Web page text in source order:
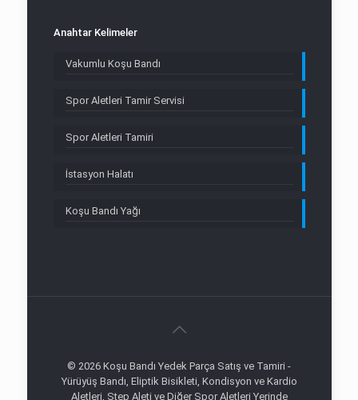
Anahtar Kelimeler
Vakumlu Koşu Bandı
Spor Aletleri Tamir Servisi
Spor Aletleri Tamiri
İstasyon Halatı
Koşu Bandı Yağı
© 2026 Koşu Bandı Yedek Parça Satış ve Tamiri -
Yürüyüş Bandı, Eliptik Bisikleti, Kondisyon ve Kardio
Aletleri, Step Aleti ve Diğer Spor Aletleri Yerinde